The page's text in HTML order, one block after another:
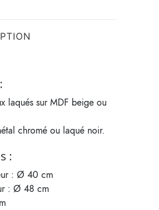
laqués sur MDF beige ou
chromé ou laqué noir.
:
: Ø 40 cm
: Ø 48 cm